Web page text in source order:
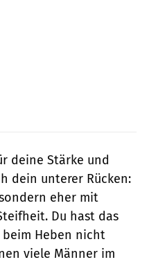
deine Stärke und
dein unterer Rücken:
eher mit
Du hast das
beim Heben nicht
viele Männer im